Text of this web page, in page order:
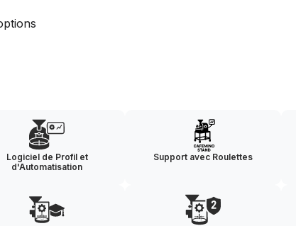
Logiciel de Profil et
d'Automatisation
Support avec Roulettes